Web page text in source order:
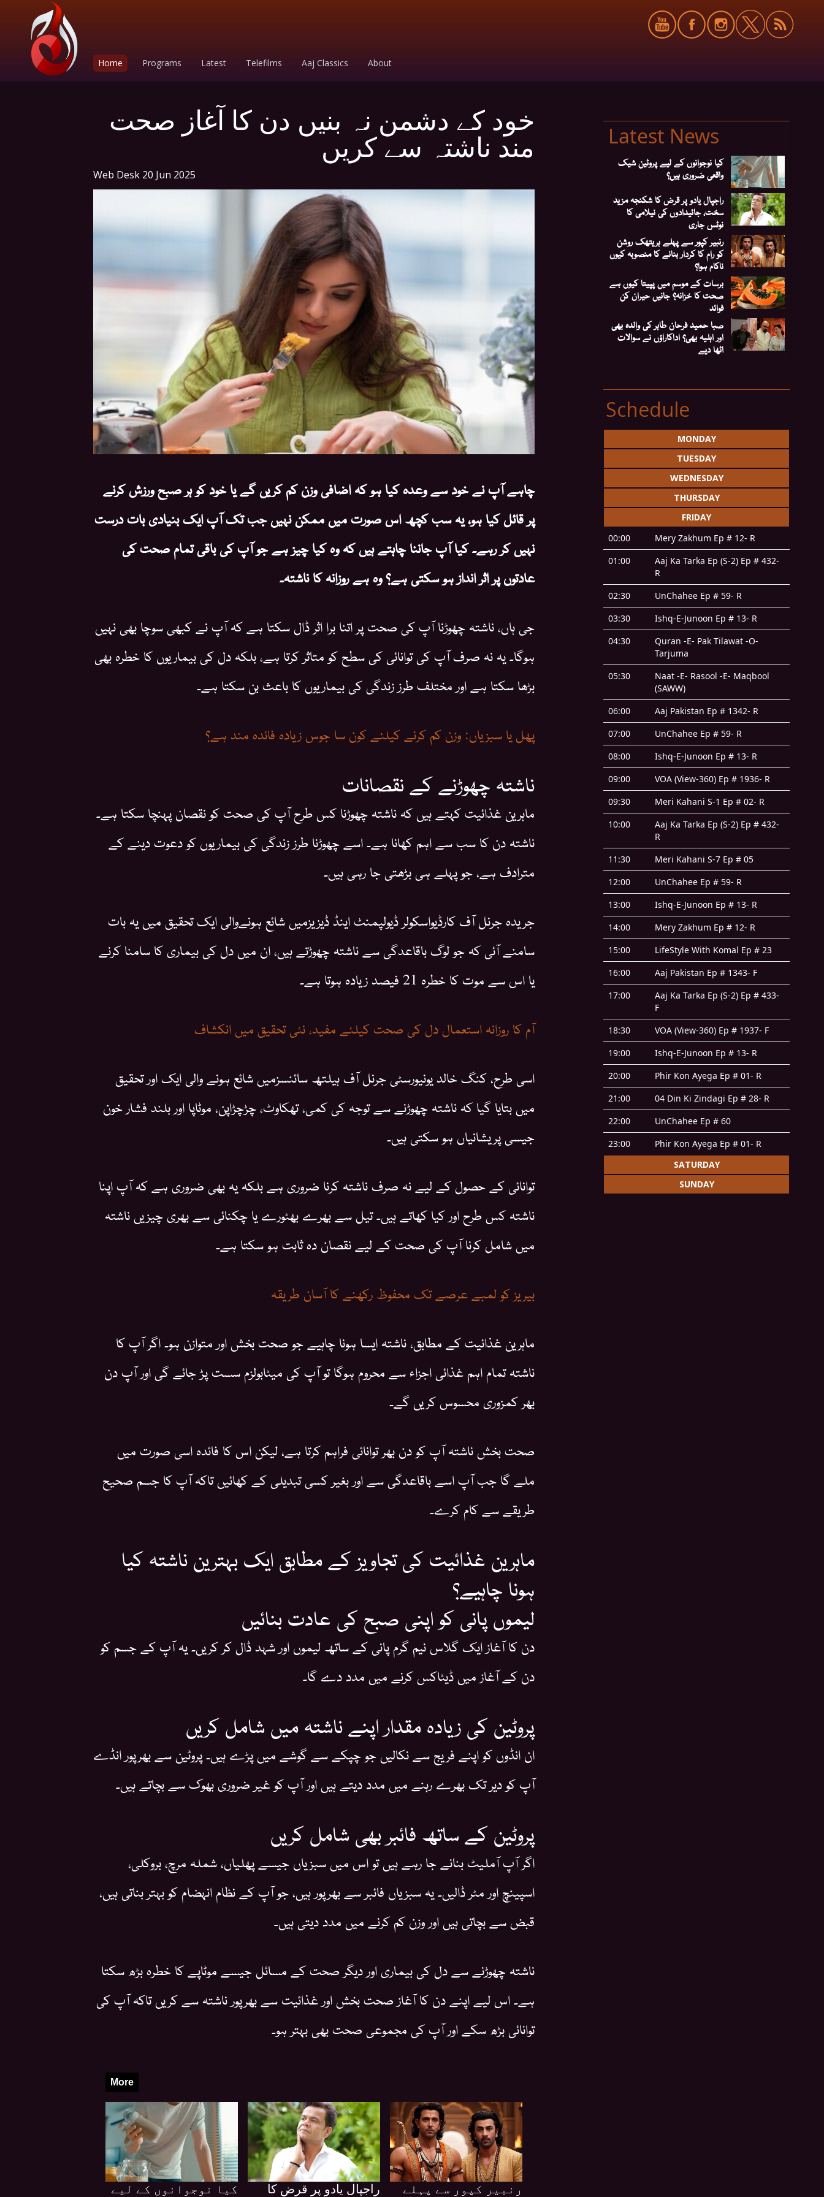
Home Programs Latest Telefilms Aaj Classics About
خود کے دشمن نہ بنیں دن کا آغاز صحت
مند ناشتہ سے کریں
Web Desk 20 Jun 2025
چاہے آپ نے خود سے وعدہ کیا ہو کہ اضافی وزن کم کریں گے یا خود کو ہر صبح ورزش کرنے
پر قائل کیا ہو، یہ سب کچھ اس صورت میں ممکن نہیں جب تک آپ ایک بنیادی بات درست
نہیں کر رہے۔ کیا آپ جاننا چاہتے ہیں کہ وہ کیا چیز ہے جو آپ کی باقی تمام صحت کی
عادتوں پر اثر انداز ہو سکتی ہے؟ وہ ہے روزانہ کا ناشتہ۔
جی ہاں، ناشتہ چھوڑنا آپ کی صحت پر اتنا برا اثر ڈال سکتا ہے کہ آپ نے کبھی سوچا بھی نہیں
ہوگا۔ یہ نہ صرف آپ کی توانائی کی سطح کو متاثر کرتا ہے، بلکہ دل کی بیماریوں کا خطرہ بھی
بڑھا سکتا ہے اور مختلف طرز زندگی کی بیماریوں کا باعث بن سکتا ہے۔
پھل یا سبزیاں: وزن کم کرنے کیلئے کون سا جوس زیادہ فائدہ مند ہے؟
ناشتہ چھوڑنے کے نقصانات
ماہرین غذائیت کہتے ہیں کہ ناشتہ چھوڑنا کس طرح آپ کی صحت کو نقصان پہنچا سکتا ہے۔
ناشتہ دن کا سب سے اہم کھانا ہے۔ اسے چھوڑنا طرز زندگی کی بیماریوں کو دعوت دینے کے
مترادف ہے، جو پہلے ہی بڑھتی جا رہی ہیں۔
جریدہ جرنل آف کارڈیواسکولر ڈیولپمنٹ اینڈ ڈیزیزمیں شائع ہونےوالی ایک تحقیق میں یہ بات
سامنے آئی کہ جو لوگ باقاعدگی سے ناشتہ چھوڑتے ہیں، ان میں دل کی بیماری کا سامنا کرنے
یا اس سے موت کا خطرہ 21 فیصد زیادہ ہوتا ہے۔
آم کا روزانہ استعمال دل کی صحت کیلئے مفید، نئی تحقیق میں انکشاف
اسی طرح، کنگ خالد یونیورسٹی جرنل آف ہیلتھ سائنسزمیں شائع ہونے والی ایک اور تحقیق
میں بتایا گیا کہ ناشتہ چھوڑنے سے توجہ کی کمی، تھکاوٹ، چڑچڑاپن، موٹاپا اور بلند فشار خون
جیسی پریشانیاں ہو سکتی ہیں۔
توانائی کے حصول کے لیے نہ صرف ناشتہ کرنا ضروری ہے بلکہ یہ بھی ضروری ہے کہ آپ اپنا
ناشتہ کس طرح اور کیا کھاتے ہیں۔ تیل سے بھرے بھٹورے یا چکنائی سے بھری چیزیں ناشتہ
میں شامل کرنا آپ کی صحت کے لیے نقصان دہ ثابت ہو سکتا ہے۔
بیریز کو لمبے عرصے تک محفوظ رکھنے کا آسان طریقہ
ماہرین غذائیت کے مطابق، ناشتہ ایسا ہونا چاہیے جو صحت بخش اور متوازن ہو۔ اگر آپ کا
ناشتہ تمام اہم غذائی اجزاء سے محروم ہوگا تو آپ کی میٹابولزم سست پڑ جائے گی اور آپ دن
بھر کمزوری محسوس کریں گے۔
صحت بخش ناشتہ آپ کو دن بھر توانائی فراہم کرتا ہے، لیکن اس کا فائدہ اسی صورت میں
ملے گا جب آپ اسے باقاعدگی سے اور بغیر کسی تبدیلی کے کھائیں تاکہ آپ کا جسم صحیح
طریقے سے کام کرے۔
ماہرین غذائیت کی تجاویز کے مطابق ایک بہترین ناشتہ کیا
ہونا چاہیے؟
لیموں پانی کو اپنی صبح کی عادت بنائیں
دن کا آغاز ایک گلاس نیم گرم پانی کے ساتھ لیموں اور شہد ڈال کر کریں۔ یہ آپ کے جسم کو
دن کے آغاز میں ڈیٹاکس کرنے میں مدد دے گا۔
پروٹین کی زیادہ مقدار اپنے ناشتہ میں شامل کریں
ان انڈوں کو اپنے فریج سے نکالیں جو چپکے سے گوشے میں پڑے ہیں۔ پروٹین سے بھرپور انڈے
آپ کو دیر تک بھرے رہنے میں مدد دیتے ہیں اور آپ کو غیر ضروری بھوک سے بچاتے ہیں۔
پروٹین کے ساتھ فائبر بھی شامل کریں
اگر آپ آملیٹ بنانے جا رہے ہیں تو اس میں سبزیاں جیسے پھلیاں، شملہ مرچ، بروکلی،
اسپینچ اور مٹر ڈالیں۔ یہ سبزیاں فائبر سے بھرپور ہیں، جو آپ کے نظام انہضام کو بہتر بناتی ہیں،
قبض سے بچاتی ہیں اور وزن کم کرنے میں مدد دیتی ہیں۔
ناشتہ چھوڑنے سے دل کی بیماری اور دیگر صحت کے مسائل جیسے موٹاپے کا خطرہ بڑھ سکتا
ہے۔ اس لیے اپنے دن کا آغاز صحت بخش اور غذائیت سے بھرپور ناشتہ سے کریں تاکہ آپ کی
توانائی بڑھ سکے اور آپ کی مجموعی صحت بھی بہتر ہو۔
More
کیا نوجوانوں کے لیے
راجپال یادو پر قرض کا
رنبیر کپور سے پہلے
Latest News
کیا نوجوانوں کے لیے پروٹین شیک
واقعی ضروری ہیں؟
راجپال یادو پر قرض کا شکنجہ مزید
سخت، جائیدادوں کی نیلامی کا
نوٹس جاری
رنبیر کپور سے پہلے ہریتھک روشن
کو رام کا کردار بنانے کا منصوبہ کیوں
ناکام ہوا؟
برسات کے موسم میں پپیتا کیوں ہے
صحت کا خزانہ؟ جانیں حیران کن
فوائد
صبا حمید فرحان طاہر کی والدہ بھی
اور اہلیہ بھی؟ اداکاراؤں نے سوالات
اٹھا دیے
Schedule
MONDAY
TUESDAY
WEDNESDAY
THURSDAY
FRIDAY
00:00
Mery Zakhum Ep # 12- R
01:00
Aaj Ka Tarka Ep (S-2) Ep # 432-
R
02:30
UnChahee Ep # 59- R
03:30
Ishq-E-Junoon Ep # 13- R
04:30
Quran -E- Pak Tilawat -O-
Tarjuma
05:30
Naat -E- Rasool -E- Maqbool
(SAWW)
06:00
Aaj Pakistan Ep # 1342- R
07:00
UnChahee Ep # 59- R
08:00
Ishq-E-Junoon Ep # 13- R
09:00
VOA (View-360) Ep # 1936- R
09:30
Meri Kahani S-1 Ep # 02- R
10:00
Aaj Ka Tarka Ep (S-2) Ep # 432-
R
11:30
Meri Kahani S-7 Ep # 05
12:00
UnChahee Ep # 59- R
13:00
Ishq-E-Junoon Ep # 13- R
14:00
Mery Zakhum Ep # 12- R
15:00
LifeStyle With Komal Ep # 23
16:00
Aaj Pakistan Ep # 1343- F
17:00
Aaj Ka Tarka Ep (S-2) Ep # 433-
F
18:30
VOA (View-360) Ep # 1937- F
19:00
Ishq-E-Junoon Ep # 13- R
20:00
Phir Kon Ayega Ep # 01- R
21:00
04 Din Ki Zindagi Ep # 28- R
22:00
UnChahee Ep # 60
23:00
Phir Kon Ayega Ep # 01- R
SATURDAY
SUNDAY